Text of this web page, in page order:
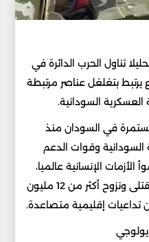
تناول الحرب الدائرة في
يرتبط بتغلغل عناصر مرتبطة
السودانية.
في السودان منذ
السودانية وقوات الدعم
الإنسانية عالميا،
مع سقوط عشرات الآلاف من القتلى ونزوح أكثر من 12 مليون
إقليمية متصاعدة.